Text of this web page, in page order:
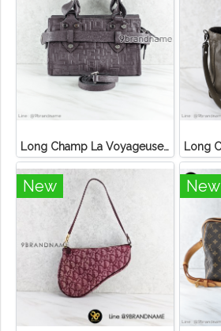
Long Champ La Voyageuse Bag Leather
New New